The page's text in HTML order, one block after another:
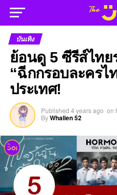
บันเทิง
ย้อนดู 5 ซีรีส์ไท
“ฉีกกรอบละครไ
ประเทศ!
Published 4 years ago on
ByWhalien 52